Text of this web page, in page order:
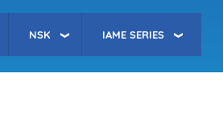
NSK IAME SERIES